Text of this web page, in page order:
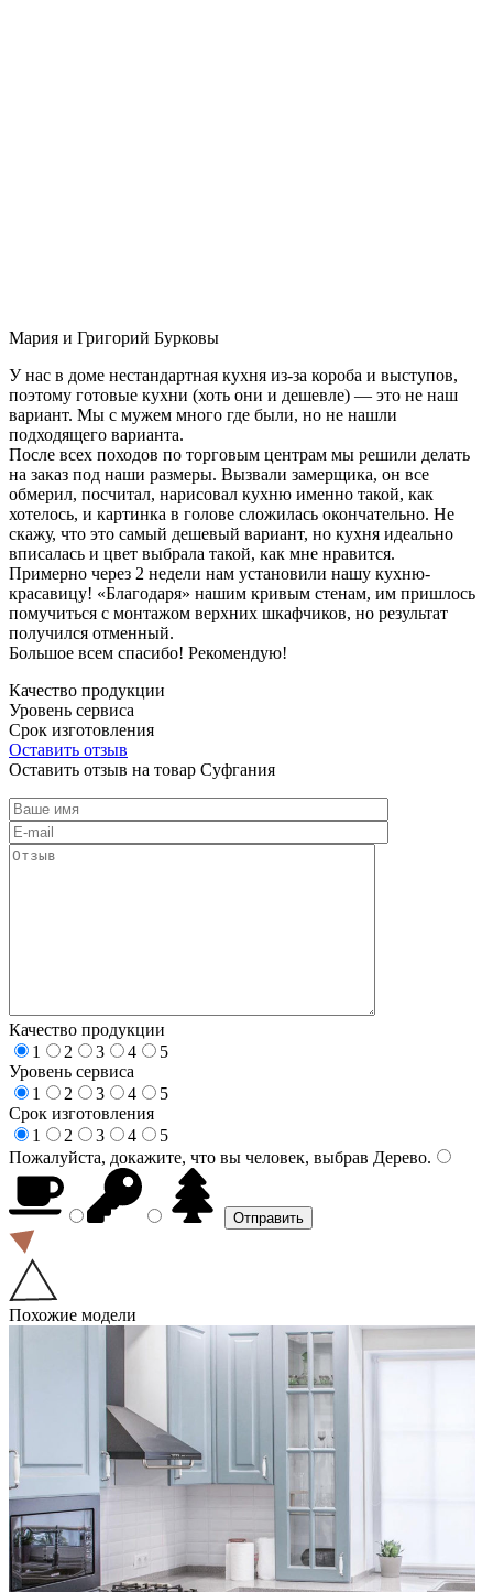
Мария и Григорий Бурковы
У нас в доме нестандартная кухня из-за короба и выступов,
поэтому готовые кухни (хоть они и дешевле) — это не наш
вариант. Мы с мужем много где были, но не нашли
подходящего варианта.
После всех походов по торговым центрам мы решили делать
на заказ под наши размеры. Вызвали замерщика, он все
обмерил, посчитал, нарисовал кухню именно такой, как
хотелось, и картинка в голове сложилась окончательно. Не
скажу, что это самый дешевый вариант, но кухня идеально
вписалась и цвет выбрала такой, как мне нравится.
Примерно через 2 недели нам установили нашу кухню-
красавицу! «Благодаря» нашим кривым стенам, им пришлось
помучиться с монтажом верхних шкафчиков, но результат
получился отменный.
Большое всем спасибо! Рекомендую!
Качество продукции
Уровень сервиса
Срок изготовления
Оставить отзыв
Оставить отзыв на товар Суфгания
Качество продукции
1
2 3 4
5
Уровень сервиса
1
2 3 4
5
Срок изготовления
1
2 3 4
5
Пожалуйста, докажите, что вы человек, выбрав Дерево.
Похожие модели